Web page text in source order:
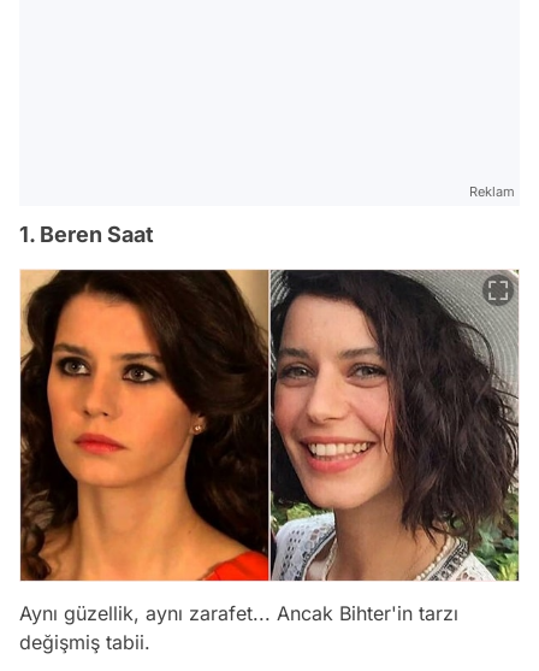
Reklam
1. Beren Saat
Aynı güzellik, aynı zarafet... Ancak Bihter'in tarzı
değişmiş tabii.